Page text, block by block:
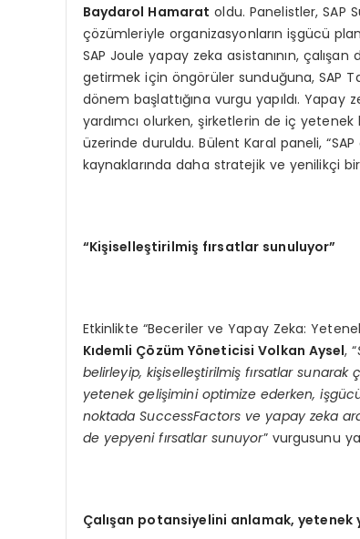
Baydarol Hamarat oldu. Panelistler, SAP
çözümleriyle organizasyonların işgücü
SAP Joule yapay zeka asistanının,
getirmek için öngörüler sunduğuna, SAP
dönem başlattığına vurgu yapıldı. Yapay
yardımcı olurken, şirketlerin de iç yetenek
üzerinde duruldu. Bülent Karal paneli,
kaynaklarında daha stratejik ve yenilikçi
“Kişiselleştirilmiş fırsatlar sunuluyor”
Etkinlikte “Beceriler ve Yapay Zeka:
Kıdemli Çözüm Yöneticisi Volkan Aysel, “
belirleyip, kişiselleştirilmiş fırsatlar sunarak
yetenek gelişimini optimize ederken,
noktada SuccessFactors ve yapay zeka
de yepyeni fırsatlar sunuyor” vurgusunu
Çalışan potansiyelini anlamak,